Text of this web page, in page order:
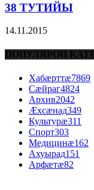
38 ТУТИЙЫ
14.11.2015
ПОПУЛЯРОН
Хабæрттæ7869
Сæйраг4824
Архив2042
Æхсæнад349
Культурæ311
Спорт303
Медицинæ162
Ахуырад151
Арфæтæ82